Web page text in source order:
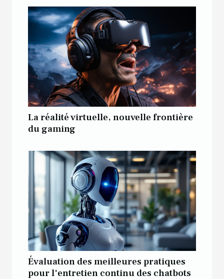
La réalité virtuelle, nouvelle frontière
du gaming
Évaluation des meilleures pratiques
pour l'entretien continu des chatbots